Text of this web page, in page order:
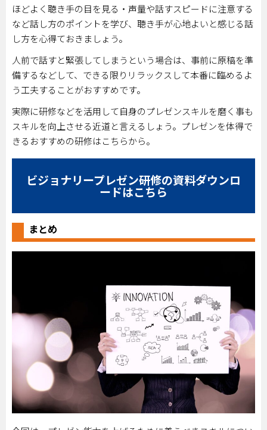
ほどよく聴き手の目を見る・声量や話すスピードに注意する
など話し方のポイントを学び、聴き手が心地よいと感じる話
し方を心得ておきましょう。
人前で話すと緊張してしまうという場合は、事前に原稿を準
備するなどして、できる限りリラックスして本番に臨めるよ
う工夫することがおすすめです。
実際に研修などを活用して自身のプレゼンスキルを磨く事も
スキルを向上させる近道と言えるしょう。プレゼンを体得で
きるおすすめの研修はこちらから。
ビジョナリープレゼン研修の資料ダウンロ
ードはこちら
まとめ